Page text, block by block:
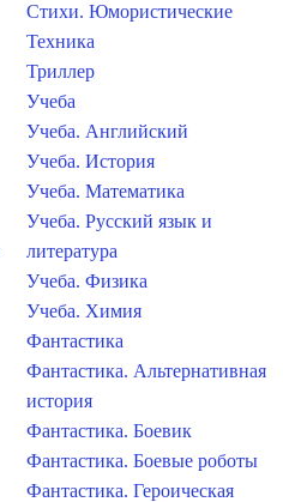
Стихи. Юмористические
Техника
Триллер
Учеба
Учеба. Английский
Учеба. История
Учеба. Математика
Учеба. Русский язык и
литература
Учеба. Физика
Учеба. Химия
Фантастика
Фантастика. Альтернативная
история
Фантастика. Боевик
Фантастика. Боевые роботы
Фантастика. Героическая